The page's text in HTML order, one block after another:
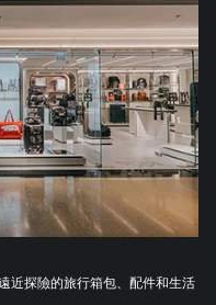
近探險的旅行箱包、配件和生活